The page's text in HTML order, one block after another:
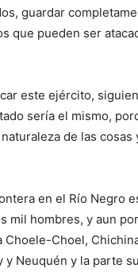
guardar
que pueden ser
este ejército,
sería el mismo,
de las cosas
en el Río Negro
mil hombres, y aun
Choele-Choel,
y Neuquén y la parte